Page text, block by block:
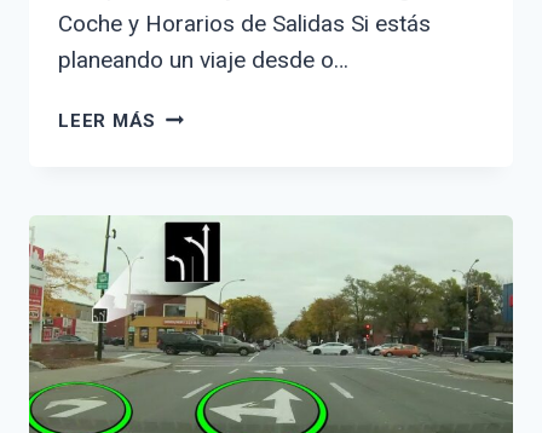
Coche y Horarios de Salidas Si estás
planeando un viaje desde o…
LEER MÁS AEROPUERTO
LLEGAR
EN
COCHE
Y
HORARIOS
DE
SALIDAS